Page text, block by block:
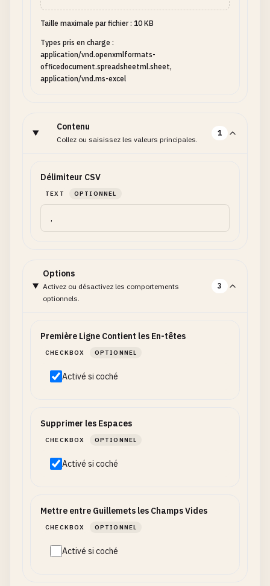
Taille maximale par fichier : 10 KB
Types pris en charge :
application/vnd.openxmlformats-
officedocument.spreadsheetml.sheet,
application/vnd.ms-excel
Contenu
Collez ou saisissez les valeurs principales.
1
Délimiteur CSV
TEXT OPTIONNEL
Options
Activez ou désactivez les comportements
optionnels.
3
Première Ligne Contient les En-têtes
CHECKBOX OPTIONNEL
Activé si coché
Supprimer les Espaces
CHECKBOX OPTIONNEL
Activé si coché
Mettre entre Guillemets les Champs Vides
CHECKBOX OPTIONNEL
Activé si coché